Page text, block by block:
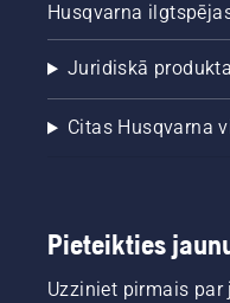
Husqvarna
Juridiskā
Citas Husqvarna
Pieteikties
Uzziniet pirmais